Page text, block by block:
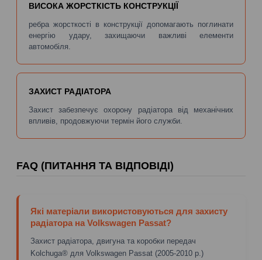
ВИСОКА ЖОРСТКІСТЬ КОНСТРУКЦІЇ
ребра жорсткості в конструкції допомагають поглинати
енергію удару, захищаючи важливі елементи
автомобіля.
ЗАХИСТ РАДІАТОРА
Захист забезпечує охорону радіатора від механічних
впливів, продовжуючи термін його служби.
FAQ (ПИТАННЯ ТА ВІДПОВІДІ)
Які матеріали використовуються для захисту
радіатора на Volkswagen Passat?
Захист радіатора, двигуна та коробки передач
Kolchuga® для Volkswagen Passat (2005-2010 р.)